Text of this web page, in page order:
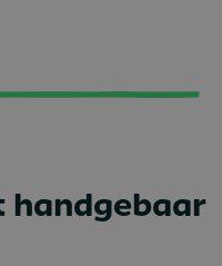
handgebaar